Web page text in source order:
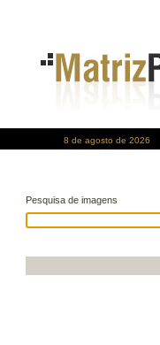
8 de agosto de 2026
Pesquisa de imagens